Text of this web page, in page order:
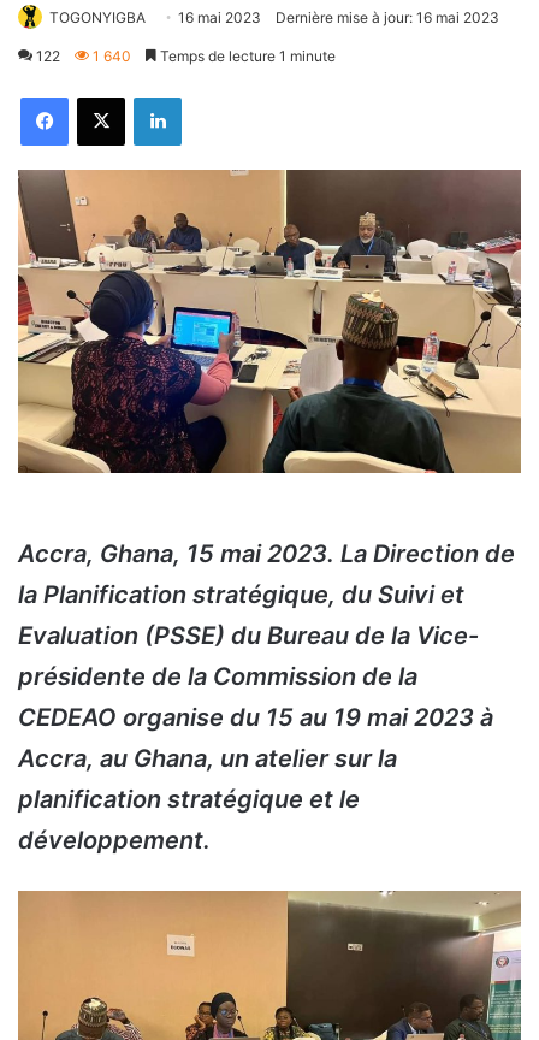
TOGONYIGBA 16 mai 2023 Dernière mise à jour: 16 mai 2023
122 1 640 Temps de lecture 1 minute
FacebookX Linkedin
Accra, Ghana, 15 mai 2023. La Direction de
la Planification stratégique, du Suivi et
Evaluation (PSSE) du Bureau de la Vice-
présidente de la Commission de la
CEDEAO organise du 15 au 19 mai 2023 à
Accra, au Ghana, un atelier sur la
planification stratégique et le
développement.